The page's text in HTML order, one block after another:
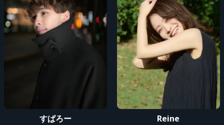
すぱろー Reine